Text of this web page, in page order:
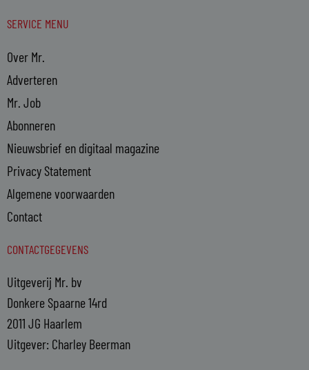
SERVICE MENU
Over Mr.
Adverteren
Mr. Job
Abonneren
Nieuwsbrief en digitaal magazine
Privacy Statement
Algemene voorwaarden
Contact
CONTACTGEGEVENS
Uitgeverij Mr. bv
Donkere Spaarne 14rd
2011 JG Haarlem
Uitgever: Charley Beerman